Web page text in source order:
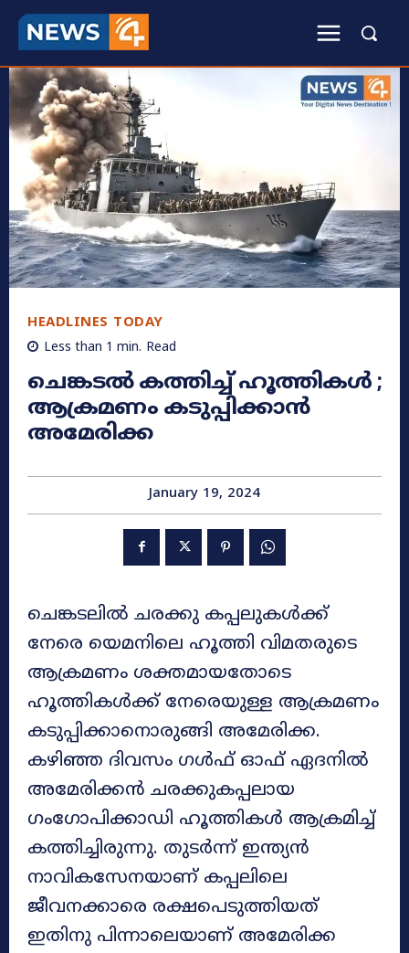
HEADLINES TODAY
Less than 1 min. Read
ചെങ്കടൽ കത്തിച്ച് ഹൂത്തികൾ ;
ആക്രമണം കടുപ്പിക്കാൻ
അമേരിക്ക
January 19, 2024
ചെങ്കടലിൽ ചരക്കു കപ്പലുകൾക്ക്
നേരെ യെമനിലെ ഹൂത്തി വിമതരുടെ
ആക്രമണം ശക്തമായതോടെ
ഹൂത്തികൾക്ക് നേരെയുള്ള ആക്രമണം
കടുപ്പിക്കാനൊരുങ്ങി അമേരിക്ക.
കഴിഞ്ഞ ദിവസം ഗൾഫ് ഓഫ് ഏദനിൽ
അമേരിക്കൻ ചരക്കുകപ്പലായ
ഗംഗോപിക്കാഡി ഹൂത്തികൾ ആക്രമിച്ച്
കത്തിച്ചിരുന്നു. തുടർന്ന് ഇന്ത്യൻ
നാവികസേനയാണ് കപ്പലിലെ
ജീവനക്കാരെ രക്ഷപെടുത്തിയത്
ഇതിനു പിന്നാലെയാണ് അമേരിക്ക